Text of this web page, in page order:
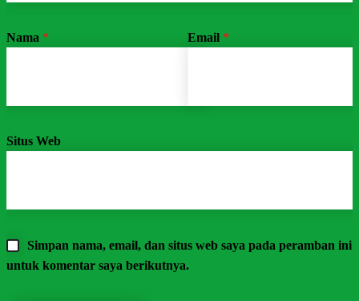
Nama * Email *
Situs Web
Simpan nama, email, dan situs web saya pada peramban ini
untuk komentar saya berikutnya.